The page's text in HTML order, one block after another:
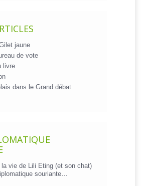
jaune
de vote
livre
dans le Grand débat
la vie de Lili Eting (et son chat)
souriante…